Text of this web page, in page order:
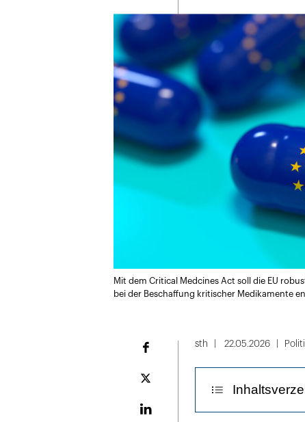
Mit dem Critical Medcines Act soll die EU
bei der Beschaffung kritischer Medikamente
Plattform
sth 22.05.2026